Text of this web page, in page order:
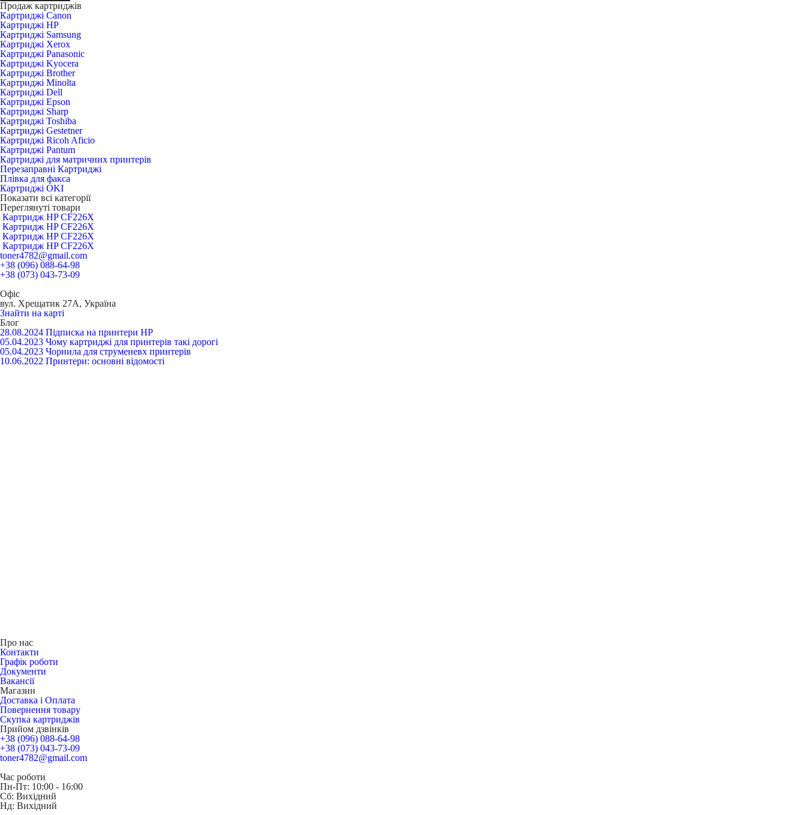
Продаж картриджів
Картриджі Canon
Картриджі HP
Картриджі Samsung
Картриджі Xerox
Картриджі Panasonic
Картриджі Kyocera
Картриджі Brother
Картриджі Minolta
Картриджі Dell
Картриджі Epson
Картриджі Sharp
Картриджі Toshiba
Картриджі Gestetner
Картриджі Ricoh Aficio
Картриджі Pantum
Картриджі для матричних принтерів
Перезаправні Картриджі
Плівка для факса
Картриджі OKI
Показати всі категорії
Переглянуті товари
Картридж HP CF226X
Картридж HP CF226X
Картридж HP CF226X
Картридж HP CF226X
toner4782@gmail.com
+38 (096) 088-64-98
+38 (073) 043-73-09
Офіс
вул. Хрещатик 27А, Україна
Знайти на карті
Блог
28.08.2024 Підписка на принтери HP
05.04.2023 Чому картриджі для принтерів такі дорогі
05.04.2023 Чорнила для струменевх принтерів
10.06.2022 Принтери: основні відомості
Про нас
Контакти
Графік роботи
Документи
Вакансії
Магазин
Доставка і Оплата
Повернення товару
Скупка картриджів
Прийом дзвінків
+38 (096) 088-64-98
+38 (073) 043-73-09
toner4782@gmail.com
Час роботи
Пн-Пт: 10:00 - 16:00
Сб: Вихідний
Нд: Вихідний